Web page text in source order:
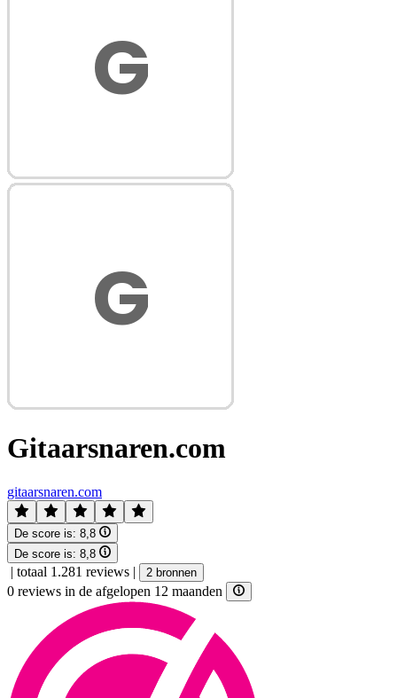
Gitaarsnaren.com
gitaarsnaren.com
De score is: 8,8
De score is: 8,8
| totaal 1.281 reviews | 2 bronnen
0 reviews in de afgelopen 12 maanden